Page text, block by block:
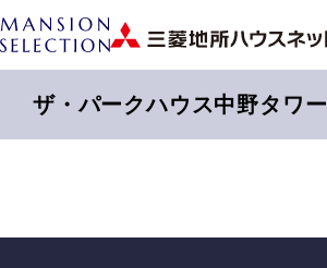
ザ・パークハウス中野タワー